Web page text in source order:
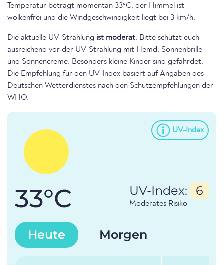
Temperatur beträgt momentan 33°C, der Himmel ist
wolkenfrei und die Windgeschwindigkeit liegt bei 3 km/h.
Die aktuelle UV-Strahlung ist moderat. Bitte schützt euch
ausreichend vor der UV-Strahlung mit Hemd, Sonnenbrille
und Sonnencreme. Besonders kleine Kinder sind gefährdet.
Die Empfehlung für den UV-Index basiert auf Angaben des
Deutschen Wetterdienstes nach den Schutzempfehlungen der
WHO.
UV-Index
33°C UV-Index: 6
Moderates Risiko
Heute Morgen